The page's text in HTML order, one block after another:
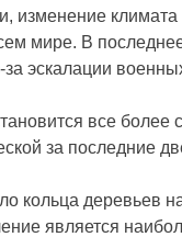
изменение
мире. В
за эскалации
все более
за последние
кольца деревьев
является